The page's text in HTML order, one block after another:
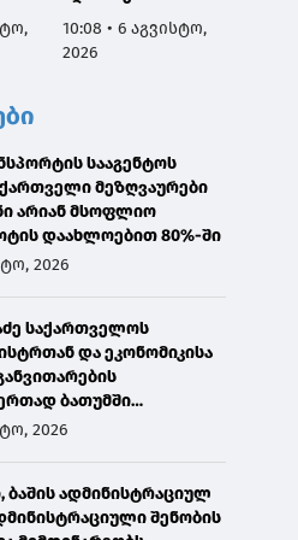
10:08 • 6 აგვისტო,
2026
სააგენტოს
მეზღვაურები
არიან მსოფლიო
დაახლოებით 80%-ში
2026
საქართველოს
და ეკონომიკისა
ბათუმში
ინფრასტრუქტურულ
2026
ბაშის ადმინისტრაციულ
შენობის